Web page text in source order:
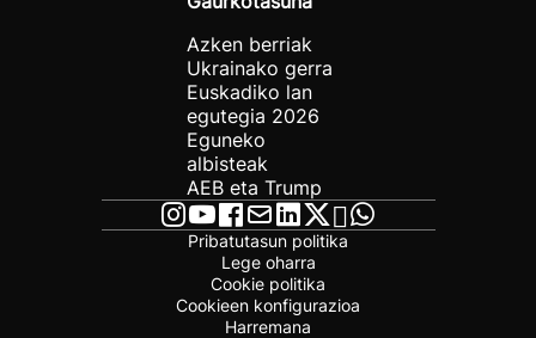
Azken berriak
Ukrainako gerra
Euskadiko lan
egutegia 2026
Eguneko
albisteak
AEB eta Trump
Pribatutasun politika
Lege oharra
Cookie politika
Cookieen konfigurazioa
Harremana